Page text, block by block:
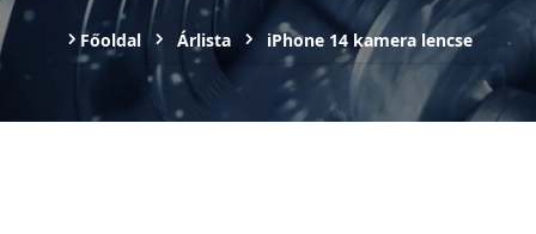
Főoldal Árlista iPhone 14 kamera lencse